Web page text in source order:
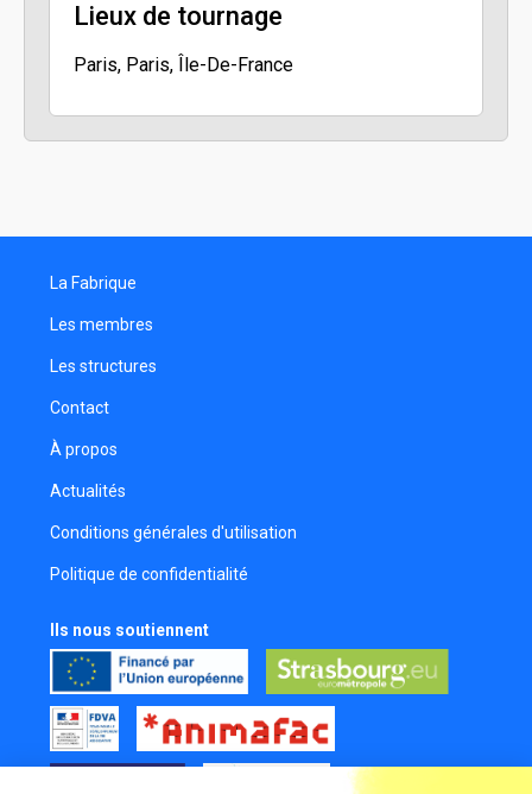
Lieux de tournage
Paris, Paris, Île-De-France
La Fabrique
Les membres
Les structures
Contact
À propos
Actualités
Conditions générales d'utilisation
Politique de confidentialité
Ils nous soutiennent